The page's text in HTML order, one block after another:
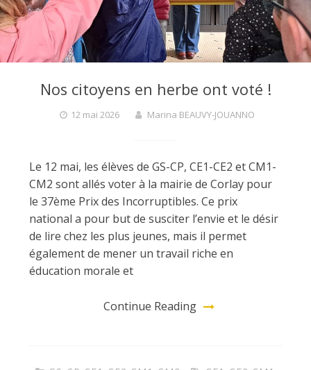
Nos citoyens en herbe ont voté !
12 mai 2026 Marina BEAUVY-JOUANNO
Le 12 mai, les élèves de GS-CP, CE1-CE2 et CM1-
CM2 sont allés voter à la mairie de Corlay pour
le 37ème Prix des Incorruptibles. Ce prix
national a pour but de susciter l’envie et le désir
de lire chez les plus jeunes, mais il permet
également de mener un travail riche en
éducation morale et
Continue Reading